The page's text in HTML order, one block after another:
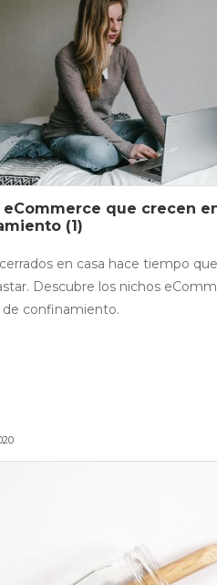
eCommerce que crecen
(1)
en casa hace tiempo
Descubre los nichos
confinamiento.